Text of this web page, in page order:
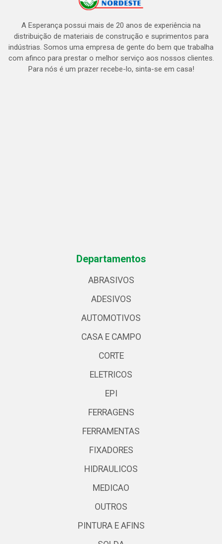
A Esperança possui mais de 20 anos de experiência na
distribuição de materiais de construção e suprimentos para
indústrias. Somos uma empresa de gente do bem que trabalha
com afinco para prestar o melhor serviço aos nossos clientes.
Para nós é um prazer recebe-lo, sinta-se em casa!
Departamentos
ABRASIVOS
ADESIVOS
AUTOMOTIVOS
CASA E CAMPO
CORTE
ELETRICOS
EPI
FERRAGENS
FERRAMENTAS
FIXADORES
HIDRAULICOS
MEDICAO
OUTROS
PINTURA E AFINS